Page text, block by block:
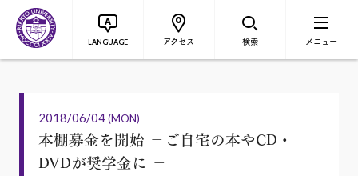
LANGUAGE アクセス 検索 メニュー
2018/06/04(MON)
本棚募金を開始 －ご自宅の本やCD・
DVDが奨学金に －